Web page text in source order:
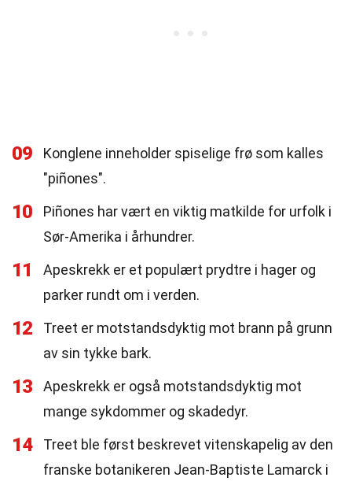
09
Konglene inneholder spiselige frø som kalles
"piñones".
10
Piñones har vært en viktig matkilde for urfolk i
Sør-Amerika i århundrer.
11
Apeskrekk er et populært prydtre i hager og
parker rundt om i verden.
12
Treet er motstandsdyktig mot brann på grunn
av sin tykke bark.
13
Apeskrekk er også motstandsdyktig mot
mange sykdommer og skadedyr.
14
Treet ble først beskrevet vitenskapelig av den
franske botanikeren Jean-Baptiste Lamarck i